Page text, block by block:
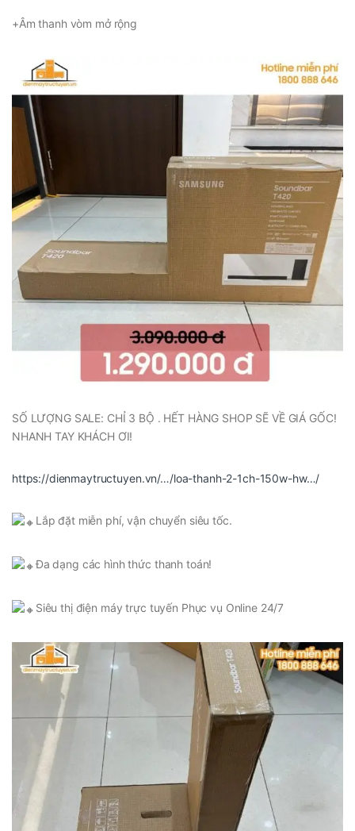
+Âm thanh vòm mở rộng
SỐ LƯỢNG SALE: CHỈ 3 BỘ . HẾT HÀNG SHOP SẼ VỀ GIÁ GỐC!
NHANH TAY KHÁCH ƠI!
https://dienmaytructuyen.vn/…/loa-thanh-2-1ch-150w-hw…/
Lắp đặt miễn phí, vận chuyển siêu tốc.
Đa dạng các hình thức thanh toán!
Siêu thị điện máy trực tuyến Phục vụ Online 24/7